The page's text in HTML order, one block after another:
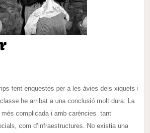
fent enquestes per a les àvies dels xiquets i
he arribat a una conclusió molt dura: La
més complicada i amb carències tant
com d’infraestructures. No existia una